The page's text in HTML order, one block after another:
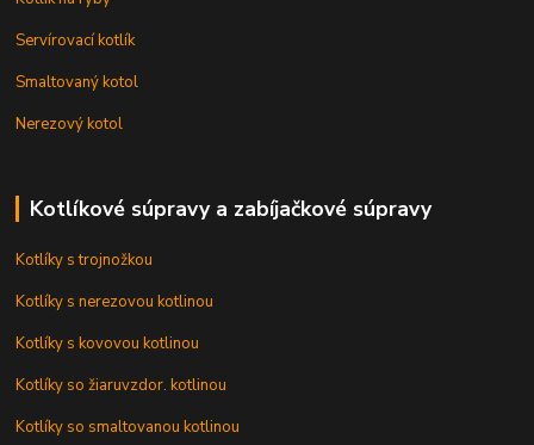
Servírovací kotlík
Smaltovaný kotol
Nerezový kotol
Kotlíkové súpravy a zabíjačkové súpravy
Kotlíky s trojnožkou
Kotlíky s nerezovou kotlinou
Kotlíky s kovovou kotlinou
Kotlíky so žiaruvzdor. kotlinou
Kotlíky so smaltovanou kotlinou